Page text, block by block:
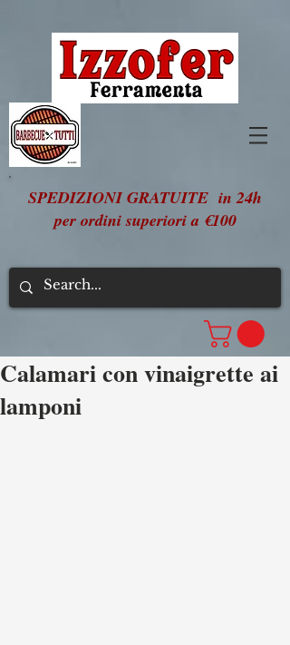
SPEDIZIONI GRATUITE in 24h
per ordini superiori a €100
Calamari con vinaigrette ai
lamponi